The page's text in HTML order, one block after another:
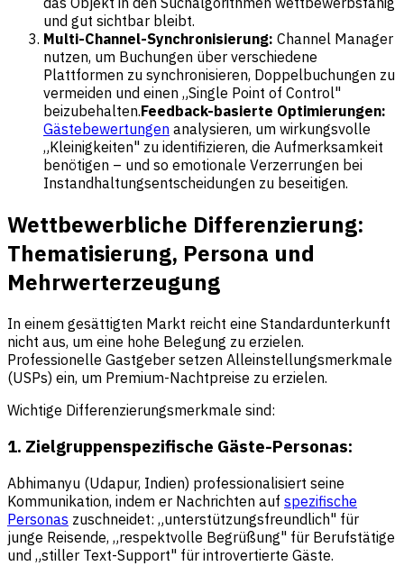
und gut sichtbar bleibt.
Multi-Channel-Synchronisierung: Channel Manager
nutzen, um Buchungen über verschiedene
Plattformen zu synchronisieren, Doppelbuchungen zu
vermeiden und einen „Single Point of Control"
beizubehalten.Feedback-basierte Optimierungen:
Gästebewertungen analysieren, um wirkungsvolle
„Kleinigkeiten" zu identifizieren, die Aufmerksamkeit
benötigen – und so emotionale Verzerrungen bei
Instandhaltungsentscheidungen zu beseitigen.
Wettbewerbliche Differenzierung:
Thematisierung, Persona und
Mehrwerterzeugung
In einem gesättigten Markt reicht eine Standardunterkunft
nicht aus, um eine hohe Belegung zu erzielen.
Professionelle Gastgeber setzen Alleinstellungsmerkmale
(USPs) ein, um Premium-Nachtpreise zu erzielen.
Wichtige Differenzierungsmerkmale sind:
1. Zielgruppenspezifische Gäste-Personas:
Abhimanyu (Udapur, Indien) professionalisiert seine
Kommunikation, indem er Nachrichten auf spezifische
Personas zuschneidet: „unterstützungsfreundlich" für
junge Reisende, „respektvolle Begrüßung" für Berufstätige
und „stiller Text-Support" für introvertierte Gäste.